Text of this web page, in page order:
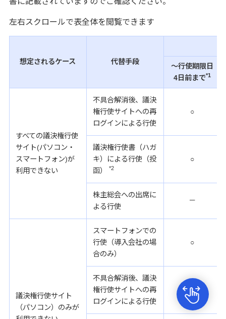
左右スクロールで表全体を閲覧できます
想定されるケース 代替手段
～行使期限日
4日前まで*1
すべての議決権行使
サイト(パソコン・
スマートフォン)が
利用できない
不具合解消後、議決
権行使サイトへの再
ログインによる行使
○
議決権行使書（ハガ
キ）による行使（投
函）
*2
○
株主総会への出席に
よる行使
－
議決権行使サイト
（パソコン）のみが
スマートフォンでの
行使（導入会社の場
合のみ）
○
不具合解消後、議決
権行使サイトへの再
ログインによる行使
○